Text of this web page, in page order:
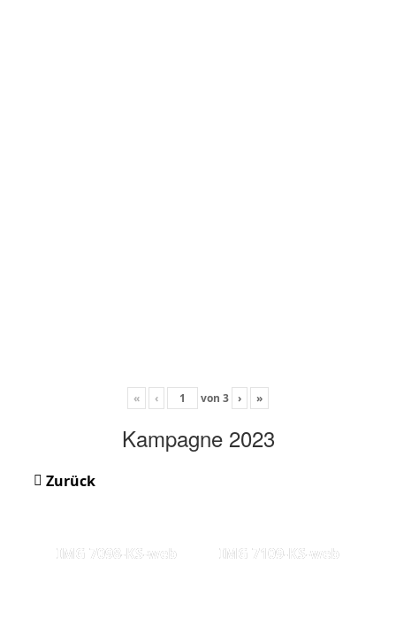
« ‹ von 3 › »
Kampagne 2023
Zurück
IMG 7098-KS-web IMG 7109-KS-web